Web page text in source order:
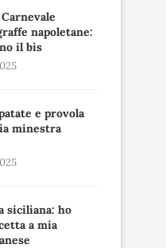
napoletane:
il bis
e provola
minestra
siciliana: ho
a mia